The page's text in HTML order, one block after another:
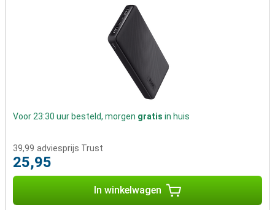
Een groot pluspunt aan dit toestel is de lange standby tijd heeft.
Het is dan ook niet erg als je de Doro 1880 4G Zwart een keer
vergeet aan de lader te leggen. Opladen doe je vervolgens met een
oplaadstation, je zet het toestel eenvoudig in de houder en het
Voor 23:30 uur besteld, morgen gratis in huis
39,99 adviesprijs Trust
25,95
In winkelwagen